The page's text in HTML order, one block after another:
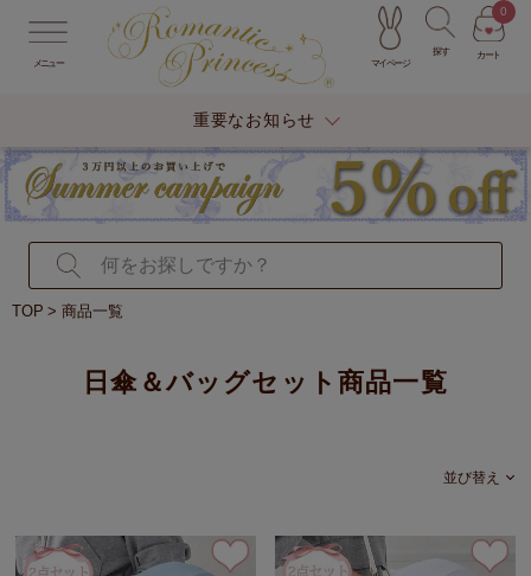
メニュー マイページ
探す カート
0
重要なお知らせ
TOP 商品一覧
日傘＆バッグセット商品一覧
並び替え